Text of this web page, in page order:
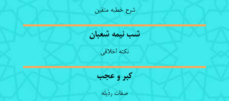
شرح خطبه متقین
شب نیمه شعبان
نکته اخلاقی
کبر و عجب
صفات رذیله